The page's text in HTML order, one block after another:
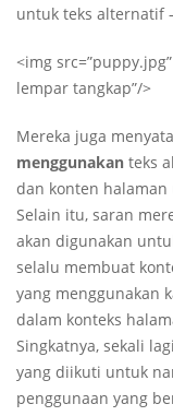
untuk teks alternatif
<img
lempar tangkap”/>
Mereka juga
menggunakan teks
dan konten
Selain itu, saran
akan digunakan
selalu membuat
yang menggunakan
dalam konteks
Singkatnya, sekali
yang diikuti untuk
penggunaan yang